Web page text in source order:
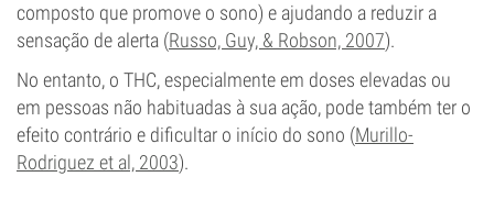
composto que promove o sono) e ajudando a reduzir a
sensação de alerta (Russo, Guy, & Robson, 2007).
No entanto, o THC, especialmente em doses elevadas ou
em pessoas não habituadas à sua ação, pode também ter o
efeito contrário e dificultar o início do sono (Murillo-
Rodriguez et al, 2003).